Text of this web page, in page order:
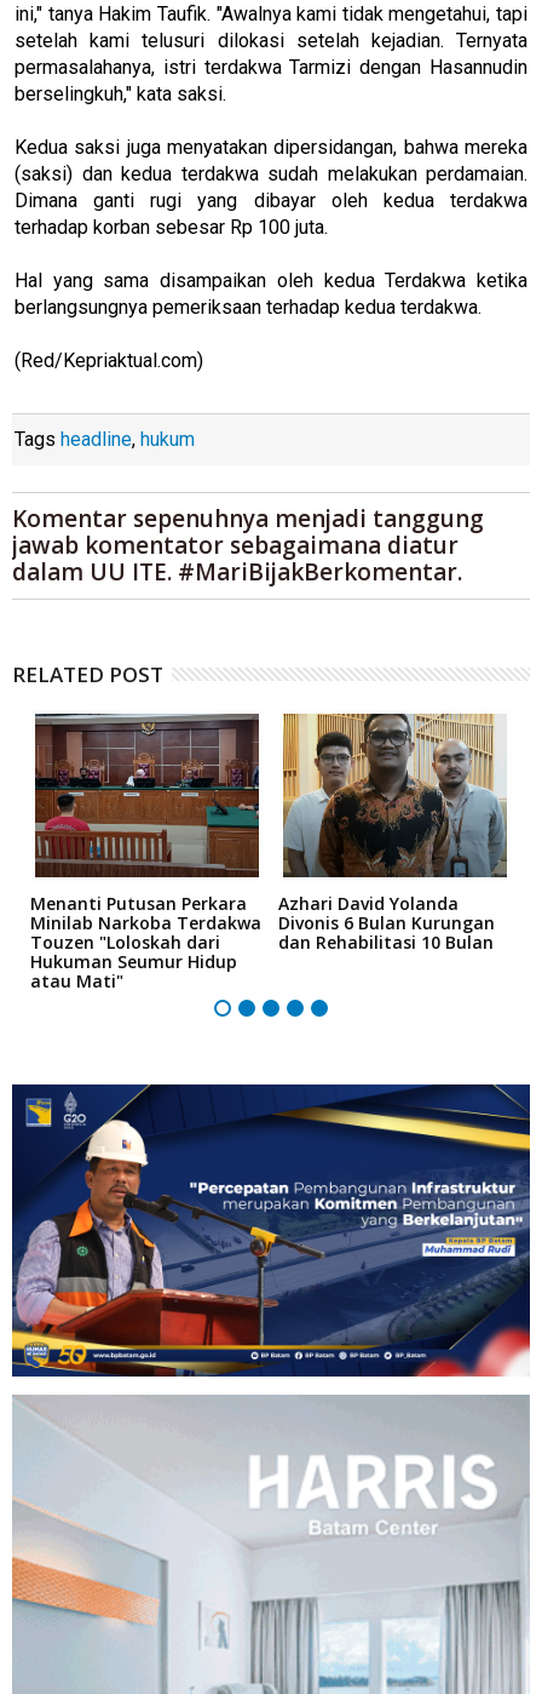
ini," tanya Hakim Taufik. "Awalnya kami tidak mengetahui, tapi
setelah kami telusuri dilokasi setelah kejadian. Ternyata
permasalahanya, istri terdakwa Tarmizi dengan Hasannudin
berselingkuh," kata saksi.
Kedua saksi juga menyatakan dipersidangan, bahwa mereka
(saksi) dan kedua terdakwa sudah melakukan perdamaian.
Dimana ganti rugi yang dibayar oleh kedua terdakwa
terhadap korban sebesar Rp 100 juta.
Hal yang sama disampaikan oleh kedua Terdakwa ketika
berlangsungnya pemeriksaan terhadap kedua terdakwa.
(Red/Kepriaktual.com)
Tags headline, hukum
Komentar sepenuhnya menjadi tanggung
jawab komentator sebagaimana diatur
dalam UU ITE. #MariBijakBerkomentar.
RELATED POST
Menanti Putusan Perkara
Minilab Narkoba Terdakwa
Touzen "Loloskah dari
Hukuman Seumur Hidup
atau Mati"
Azhari David Yolanda
Divonis 6 Bulan Kurungan
dan Rehabilitasi 10 Bulan